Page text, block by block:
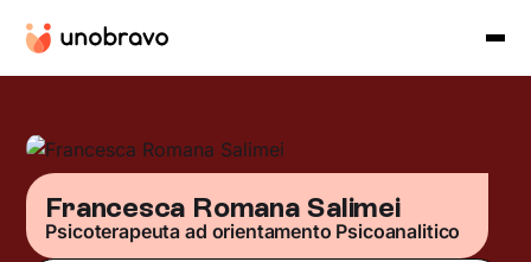
Francesca Romana Salimei
Psicoterapeuta ad orientamento Psicoanalitico